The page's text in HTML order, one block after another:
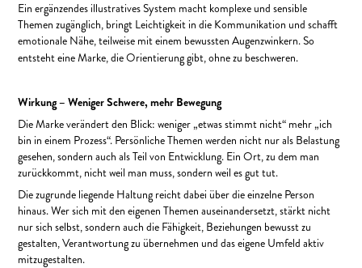
Ein ergänzendes illustratives System macht komplexe und sensible
Themen zugänglich, bringt Leichtigkeit in die Kommunikation und schafft
emotionale Nähe, teilweise mit einem bewussten Augenzwinkern. So
entsteht eine Marke, die Orientierung gibt, ohne zu beschweren.
Wirkung – Weniger Schwere, mehr Bewegung
Die Marke verändert den Blick: weniger „etwas stimmt nicht“ mehr „ich
bin in einem Prozess“. Persönliche Themen werden nicht nur als Belastung
gesehen, sondern auch als Teil von Entwicklung. Ein Ort, zu dem man
zurückkommt, nicht weil man muss, sondern weil es gut tut.
Die zugrunde liegende Haltung reicht dabei über die einzelne Person
hinaus. Wer sich mit den eigenen Themen auseinandersetzt, stärkt nicht
nur sich selbst, sondern auch die Fähigkeit, Beziehungen bewusst zu
gestalten, Verantwortung zu übernehmen und das eigene Umfeld aktiv
mitzugestalten.